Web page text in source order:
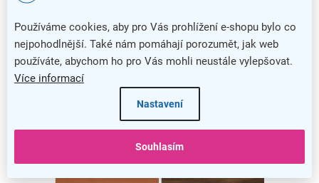
Používáme cookies, aby pro Vás prohlížení e-shopu bylo co
nejpohodlnější. Také nám pomáhají porozumět, jak web
používáte, abychom ho pro Vás mohli neustále vylepšovat.
Více informací
Nastavení
Souhlasím